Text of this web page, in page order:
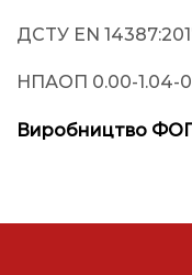
ДСТУ EN
НПАОП 0.00-1.04-
Виробництво